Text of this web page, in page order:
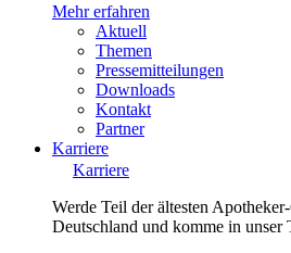
Mehr erfahren
Aktuell
Themen
Pressemitteilungen
Downloads
Kontakt
Partner
Karriere
Karriere
Werde Teil der ältesten
Deutschland und komme in unser